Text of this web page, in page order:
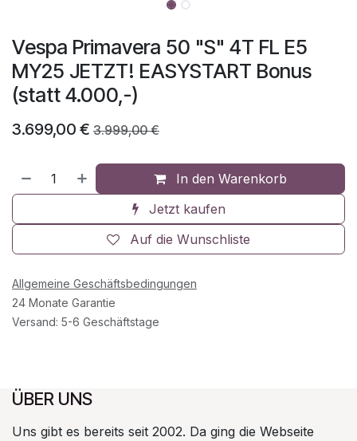
Vespa Primavera 50 "S" 4T FL E5
MY25 JETZT! EASYSTART Bonus
(statt 4.000,-)
3.699,00 € 3.999,00€
In den Warenkorb
Jetzt kaufen
Auf die Wunschliste
Allgemeine Geschäftsbedingungen
24 Monate Garantie
Versand: 5-6 Geschäftstage
ÜBER UNS
Uns gibt es bereits seit 2002. Da ging die Webseite